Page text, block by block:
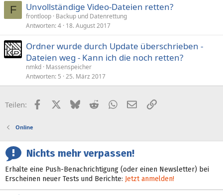
F Unvollständige Video-Dateien retten?
frontloop Backup und Datenrettung
Antworten 4 18. August 2017
Ordner wurde durch Update überschrieben -
Dateien weg - Kann ich die noch retten?
nmkd Massenspeicher
Antworten 5 25. März 2017
Teilen: FacebookX (Twitter)
BlueskyRedditWhatsApp
E-MailLink
Online
Nichts mehr verpassen!
Erhalte eine Push-Benachrichtigung (oder einen Newsletter) bei
Erscheinen neuer Tests und Berichte: Jetzt anmelden!